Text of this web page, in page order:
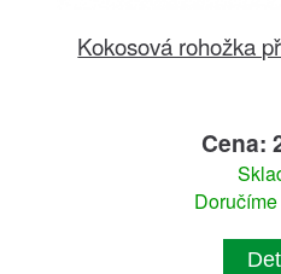
Kokosová rohožka
Cena: